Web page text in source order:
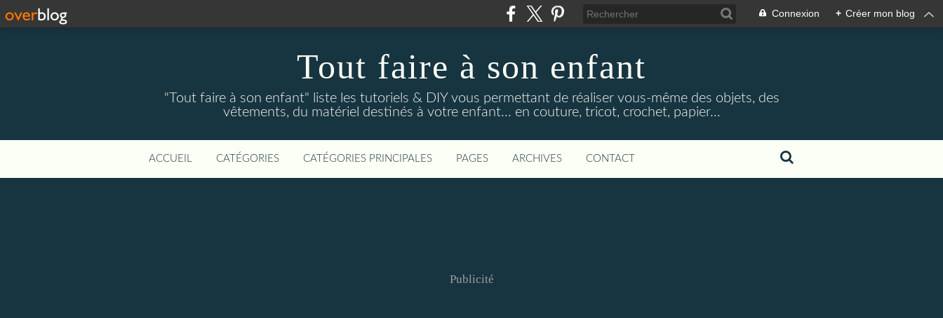
Connexion + Créer mon blog
Tout faire à son enfant
"Tout faire à son enfant" liste les tutoriels & DIY vous permettant de réaliser vous-même des objets, des
vêtements, du matériel destinés à votre enfant... en couture, tricot, crochet, papier...
ACCUEIL CATÉGORIES CATÉGORIES PRINCIPALES PAGES ARCHIVES CONTACT
Publicité